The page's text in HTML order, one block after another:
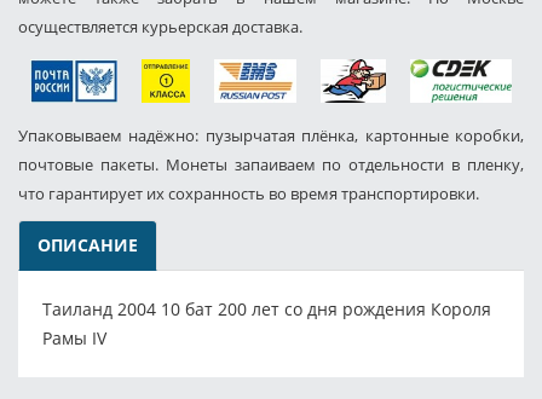
осуществляется курьерская доставка.
Упаковываем надёжно: пузырчатая плёнка, картонные коробки,
почтовые пакеты. Монеты запаиваем по отдельности в пленку,
что гарантирует их сохранность во время транспортировки.
ОПИСАНИЕ
Таиланд 2004 10 бат 200 лет со дня рождения Короля
Рамы IV